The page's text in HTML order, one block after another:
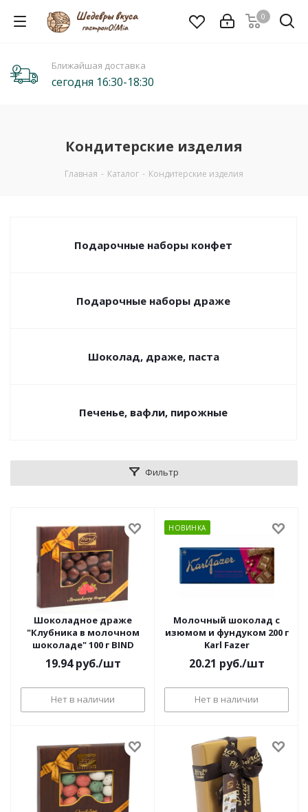
0
Ближайшая доставка
сегодня 16:30-18:30
Кондитерские изделия
Главная - Каталог - Кондитерские изделия
Подарочные наборы конфет
Подарочные наборы драже
Шоколад, драже, паста
Печенье, вафли, пирожные
Фильтр
Шоколадное драже
"Клубника в молочном
шоколаде" 100 г BIND
19.94руб./шт
Нет в наличии
НОВИНКА
Молочный шоколад с
изюмом и фундуком 200 г
Karl Fazer
20.21 руб./шт
Нет в наличии